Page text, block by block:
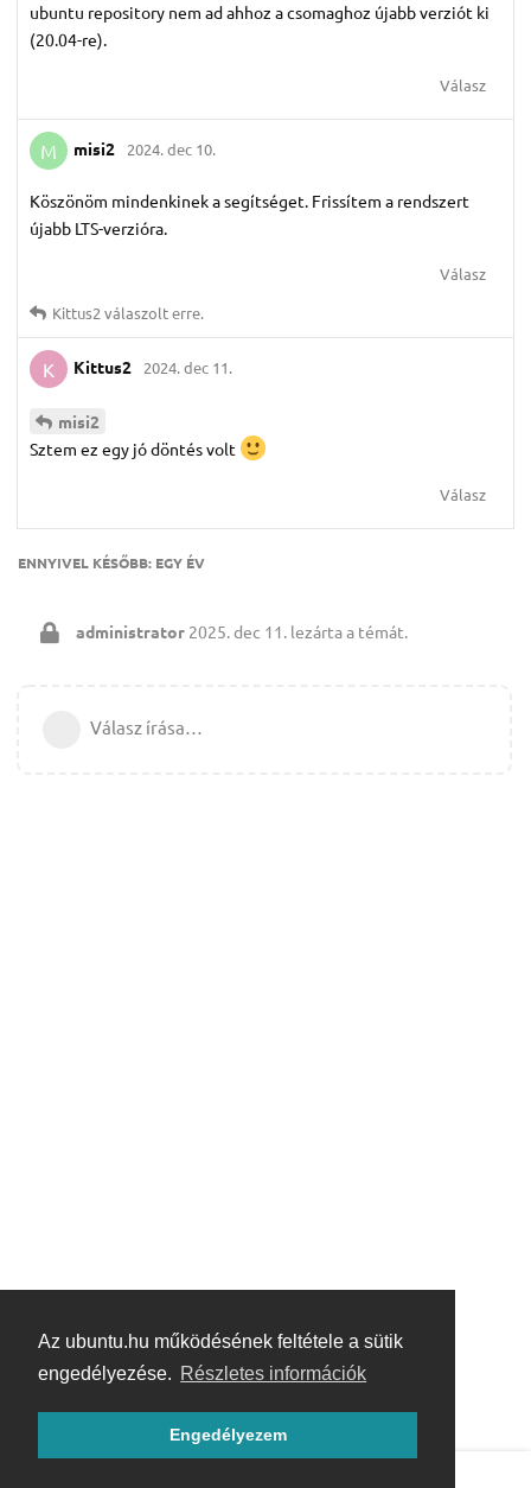
Az ubuntu.hu működésének feltétele a sütik
engedélyezése. Részletes információk
Engedélyezem
ubuntu repository nem ad ahhoz a csomaghoz újabb verziót ki
(20.04-re).
Válasz
M misi2 2024. dec 10.
Köszönöm mindenkinek a segítséget. Frissítem a rendszert
újabb LTS-verzióra.
Válasz
Kittus2 válaszolt erre.
K Kittus2 2024. dec 11.
misi2
Sztem ez egy jó döntés volt
Válasz
ENNYIVEL KÉSŐBB: EGY ÉV
administrator 2025. dec 11. lezárta a témát.
Válasz írása…